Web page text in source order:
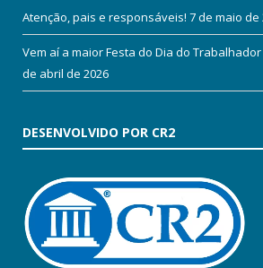
Atenção, pais e responsáveis! 7 de maio de
Vem aí a maior Festa do Dia do
de abril de 2026
DESENVOLVIDO POR CR2